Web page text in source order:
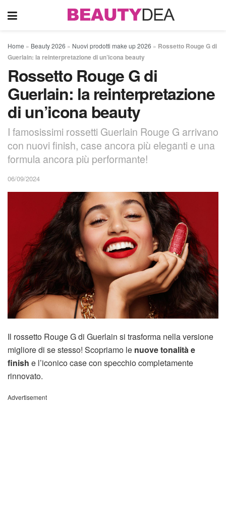
Home » Beauty 2026 » Nuovi prodotti make up 2026 » Rossetto Rouge G di
Guerlain: la reinterpretazione di un’icona beauty
Rossetto Rouge G di
Guerlain: la reinterpretazione
di un’icona beauty
I famosissimi rossetti Guerlain Rouge G arrivano
con nuovi finish, case ancora più eleganti e una
formula ancora più performante!
06/09/2024
Il rossetto Rouge G di Guerlain si trasforma nella versione
migliore di se stesso! Scopriamo le nuove tonalità e
finish e l’iconico case con specchio completamente
rinnovato.
Advertisement